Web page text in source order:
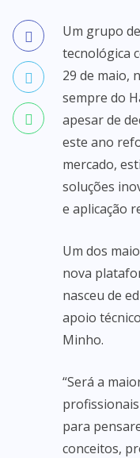
Um grupo
tecnológica
29 de maio,
sempre do
apesar de
este ano
mercado,
soluções
e aplicação
Um dos
nova
nasceu de
apoio
Minho.
“Será a
para
conceitos,